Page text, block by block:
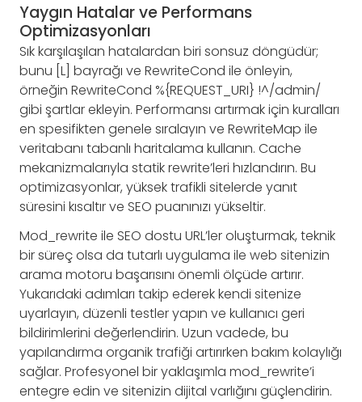
Yaygın Hatalar ve Performans
Optimizasyonları
Sık karşılaşılan hatalardan biri sonsuz döngüdür;
bunu [L] bayrağı ve RewriteCond ile önleyin,
örneğin RewriteCond %{REQUEST_URI} !^/admin/
gibi şartlar ekleyin. Performansı artırmak için kuralları
en spesifikten genele sıralayın ve RewriteMap ile
veritabanı tabanlı haritalama kullanın. Cache
mekanizmalarıyla statik rewrite’leri hızlandırın. Bu
optimizasyonlar, yüksek trafikli sitelerde yanıt
süresini kısaltır ve SEO puanınızı yükseltir.
Mod_rewrite ile SEO dostu URL’ler oluşturmak, teknik
bir süreç olsa da tutarlı uygulama ile web sitenizin
arama motoru başarısını önemli ölçüde artırır.
Yukarıdaki adımları takip ederek kendi sitenize
uyarlayın, düzenli testler yapın ve kullanıcı geri
bildirimlerini değerlendirin. Uzun vadede, bu
yapılandırma organik trafiği artırırken bakım kolaylığı
sağlar. Profesyonel bir yaklaşımla mod_rewrite’i
entegre edin ve sitenizin dijital varlığını güçlendirin.